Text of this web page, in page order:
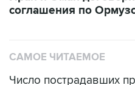
соглашения по
САМОЕ ЧИТАЕМОЕ
Число пострадавших